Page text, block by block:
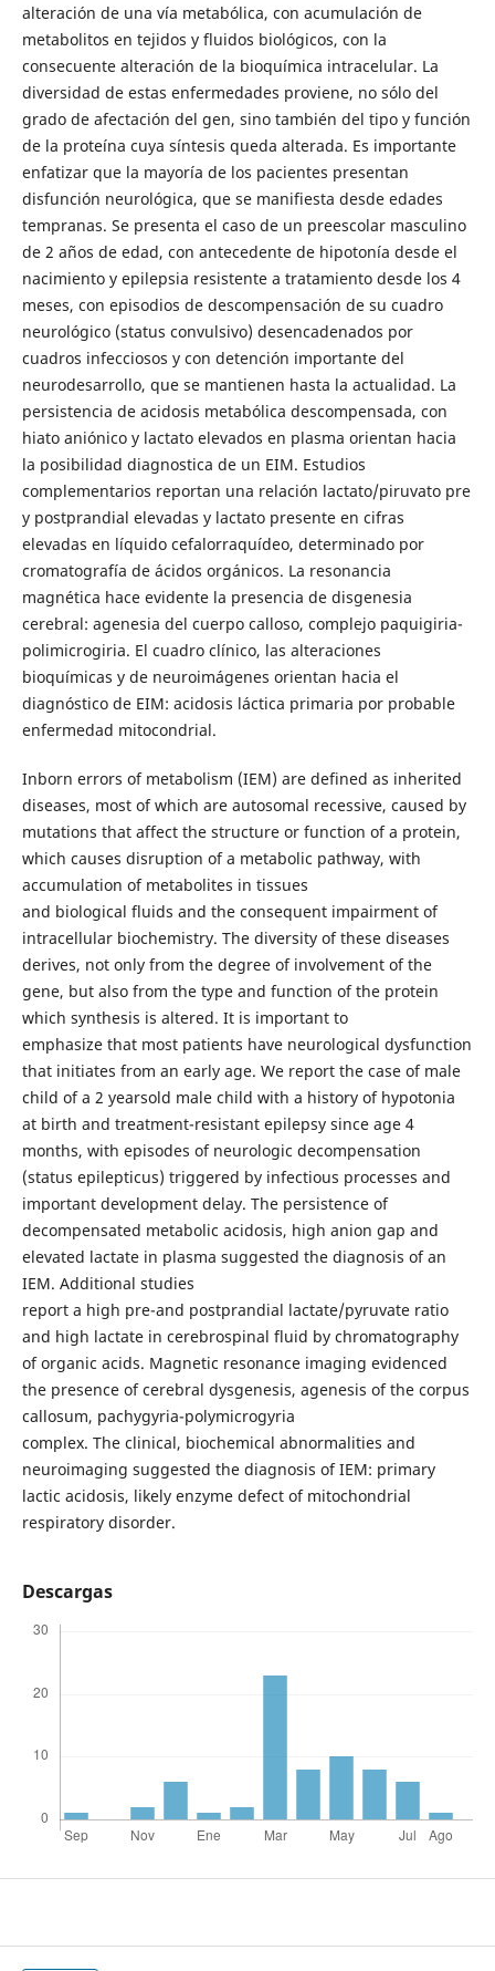
alteración de una vía metabólica, con acumulación de
metabolitos en tejidos y fluidos biológicos, con la
consecuente alteración de la bioquímica intracelular. La
diversidad de estas enfermedades proviene, no sólo del
grado de afectación del gen, sino también del tipo y función
de la proteína cuya síntesis queda alterada. Es importante
enfatizar que la mayoría de los pacientes presentan
disfunción neurológica, que se manifiesta desde edades
tempranas. Se presenta el caso de un preescolar masculino
de 2 años de edad, con antecedente de hipotonía desde el
nacimiento y epilepsia resistente a tratamiento desde los 4
meses, con episodios de descompensación de su cuadro
neurológico (status convulsivo) desencadenados por
cuadros infecciosos y con detención importante del
neurodesarrollo, que se mantienen hasta la actualidad. La
persistencia de acidosis metabólica descompensada, con
hiato aniónico y lactato elevados en plasma orientan hacia
la posibilidad diagnostica de un EIM. Estudios
complementarios reportan una relación lactato/piruvato pre
y postprandial elevadas y lactato presente en cifras
elevadas en líquido cefalorraquídeo, determinado por
cromatografía de ácidos orgánicos. La resonancia
magnética hace evidente la presencia de disgenesia
cerebral: agenesia del cuerpo calloso, complejo paquigiria-
polimicrogiria. El cuadro clínico, las alteraciones
bioquímicas y de neuroimágenes orientan hacia el
diagnóstico de EIM: acidosis láctica primaria por probable
enfermedad mitocondrial.
Inborn errors of metabolism (IEM) are defined as inherited
diseases, most of which are autosomal recessive, caused by
mutations that affect the structure or function of a protein,
which causes disruption of a metabolic pathway, with
accumulation of metabolites in tissues
and biological fluids and the consequent impairment of
intracellular biochemistry. The diversity of these diseases
derives, not only from the degree of involvement of the
gene, but also from the type and function of the protein
which synthesis is altered. It is important to
emphasize that most patients have neurological dysfunction
that initiates from an early age. We report the case of male
child of a 2 yearsold male child with a history of hypotonia
at birth and treatment-resistant epilepsy since age 4
months, with episodes of neurologic decompensation
(status epilepticus) triggered by infectious processes and
important development delay. The persistence of
decompensated metabolic acidosis, high anion gap and
elevated lactate in plasma suggested the diagnosis of an
IEM. Additional studies
report a high pre-and postprandial lactate/pyruvate ratio
and high lactate in cerebrospinal fluid by chromatography
of organic acids. Magnetic resonance imaging evidenced
the presence of cerebral dysgenesis, agenesis of the corpus
callosum, pachygyria-polymicrogyria
complex. The clinical, biochemical abnormalities and
neuroimaging suggested the diagnosis of IEM: primary
lactic acidosis, likely enzyme defect of mitochondrial
respiratory disorder.
Descargas